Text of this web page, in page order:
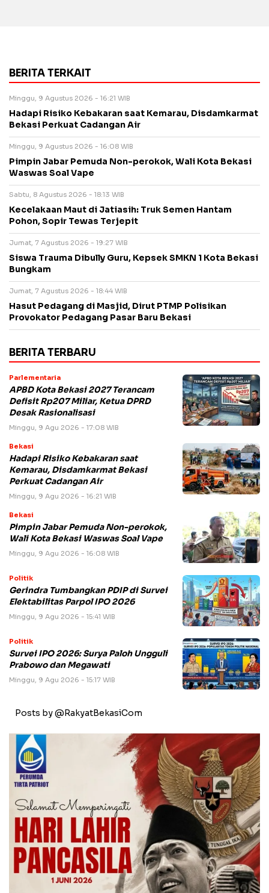
BERITA TERKAIT
Minggu, 9 Agustus 2026 - 16:21 WIB
Hadapi Risiko Kebakaran saat Kemarau, Disdamkarmat
Bekasi Perkuat Cadangan Air
Minggu, 9 Agustus 2026 - 16:08 WIB
Pimpin Jabar Pemuda Non-perokok, Wali Kota Bekasi
Waswas Soal Vape
Sabtu, 8 Agustus 2026 - 18:13 WIB
Kecelakaan Maut di Jatiasih: Truk Semen Hantam
Pohon, Sopir Tewas Terjepit
Jumat, 7 Agustus 2026 - 19:27 WIB
Siswa Trauma Dibully Guru, Kepsek SMKN 1 Kota Bekasi
Bungkam
Jumat, 7 Agustus 2026 - 18:44 WIB
Hasut Pedagang di Masjid, Dirut PTMP Polisikan
Provokator Pedagang Pasar Baru Bekasi
BERITA TERBARU
Parlementaria
APBD Kota Bekasi 2027 Terancam
Defisit Rp207 Miliar, Ketua DPRD
Desak Rasionalisasi
Minggu, 9 Agu 2026 - 17:08 WIB
Bekasi
Hadapi Risiko Kebakaran saat
Kemarau, Disdamkarmat Bekasi
Perkuat Cadangan Air
Minggu, 9 Agu 2026 - 16:21 WIB
Bekasi
Pimpin Jabar Pemuda Non-perokok,
Wali Kota Bekasi Waswas Soal Vape
Minggu, 9 Agu 2026 - 16:08 WIB
Politik
Gerindra Tumbangkan PDIP di Survei
Elektabilitas Parpol IPO 2026
Minggu, 9 Agu 2026 - 15:41 WIB
Politik
Survei IPO 2026: Surya Paloh Ungguli
Prabowo dan Megawati
Minggu, 9 Agu 2026 - 15:17 WIB
Posts by @RakyatBekasiCom